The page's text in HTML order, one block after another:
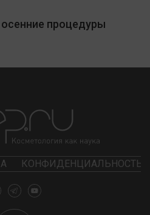
процедуры
КОНФИДЕНЦИАЛЬНОСТЬ